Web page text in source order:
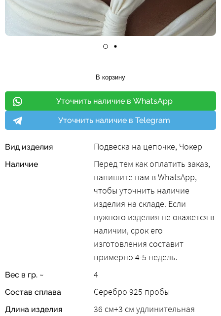
В корзину
Уточнить наличие в WhatsApp
Уточнить наличие в Telegram
Вид изделия Подвеска на цепочке, Чокер
Наличие
Перед тем как оплатить заказ,
напишите нам в WhatsApp,
чтобы уточнить наличие
изделия на складе. Если
нужного изделия не окажется в
наличии, срок его
изготовления составит
примерно 4-5 недель.
Вес в гр. ~ 4
Состав сплава Серебро 925 пробы
Длина изделия
36 см+3 см удлинительная